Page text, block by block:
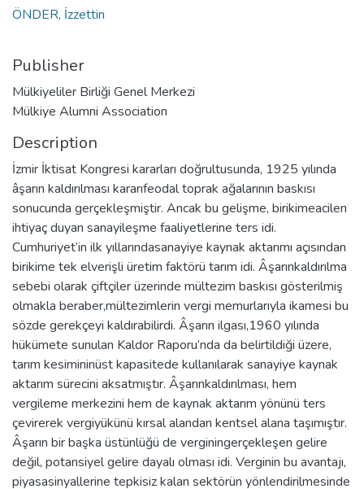
ÖNDER, İzzettin
Publisher
Mülkiyeliler Birliği Genel Merkezi
Mülkiye Alumni Association
Description
İzmir İktisat Kongresi kararları doğrultusunda, 1925 yılında
âşarın kaldırılması kararıfeodal toprak ağalarının baskısı
sonucunda gerçekleşmiştir. Ancak bu gelişme, birikimeacilen
ihtiyaç duyan sanayileşme faaliyetlerine ters idi.
Cumhuriyet’in ilk yıllarındasanayiye kaynak aktarımı açısından
birikime tek elverişli üretim faktörü tarım idi. Âşarınkaldırılma
sebebi olarak çiftçiler üzerinde mültezim baskısı gösterilmiş
olmakla beraber,mültezimlerin vergi memurlarıyla ikamesi bu
sözde gerekçeyi kaldırabilirdi. Âşarın ilgası,1960 yılında
hükümete sunulan Kaldor Raporu’nda da belirtildiği üzere,
tarım kesimininüst kapasitede kullanılarak sanayiye kaynak
aktarım sürecini aksatmıştır. Âşarınkaldırılması, hem
vergileme merkezini hem de kaynak aktarım yönünü ters
çevirerek vergiyükünü kırsal alandan kentsel alana taşımıştır.
Âşarın bir başka üstünlüğü de verginingerçekleşen gelire
değil, potansiyel gelire dayalı olması idi. Verginin bu avantajı,
piyasasinyallerine tepkisiz kalan sektörün yönlendirilmesinde